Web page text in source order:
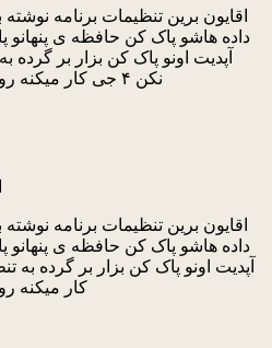
اقایون برین تنظیمات برنامه
آپدیت اونو پاک کن بزار بر گرده
نکن ۴ جی کار میکنه رو گوشی الجی جی ۲ صد درصد
اقایون برین تنظیمات برنامه
آپدیت اونو پاک کن بزار بر گرده به
کار میکنه رو